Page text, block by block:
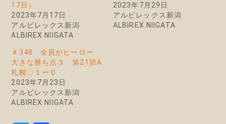
17日）
2023年7月17日
アルビレックス新潟
ALBIREX NIIGATA
2023年7月29日
アルビレックス新潟
ALBIREX NIIGATA
＃348 全員がヒーロー
大きな勝ち点３ 第21節A
札幌〇１ー０
2023年7月23日
アルビレックス新潟
ALBIREX NIIGATA